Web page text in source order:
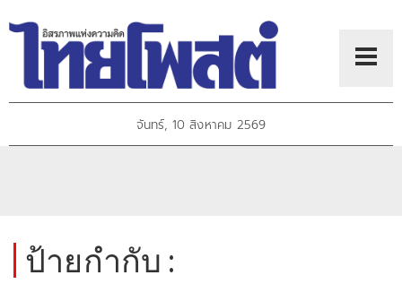
จันทร์, 10 สิงหาคม 2569
ป้ายกำกับ :